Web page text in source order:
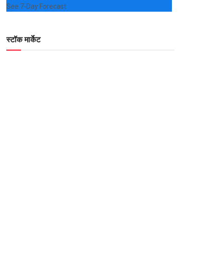
See 7-Day Forecast
स्टॉक मार्केट